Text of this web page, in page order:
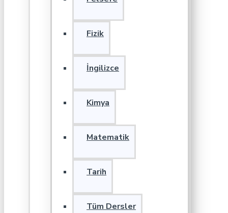
Fizik
İngilizce
Kimya
Matematik
Tarih
Tüm Dersler